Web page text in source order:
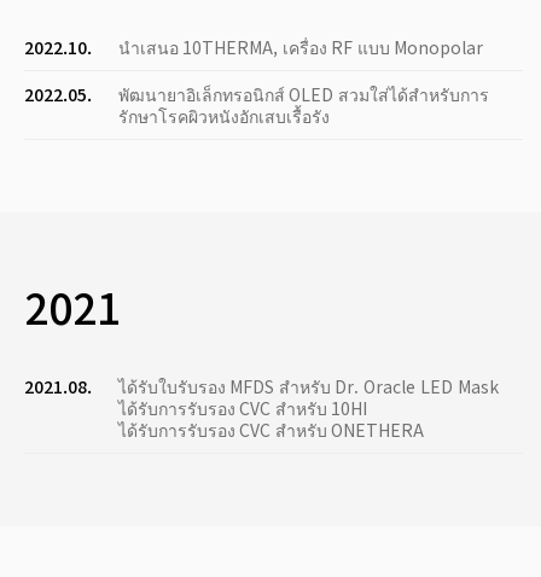
2022.10.
นำเสนอ 10THERMA, เครื่อง RF แบบ Monopolar
2022.05.
พัฒนายาอิเล็กทรอนิกส์ OLED สวมใส่ได้สำหรับการ
รักษาโรคผิวหนังอักเสบเรื้อรัง
2021
2021.08.
ได้รับใบรับรอง MFDS สำหรับ Dr. Oracle LED Mask
ได้รับการรับรอง CVC สำหรับ 10HI
ได้รับการรับรอง CVC สำหรับ ONETHERA